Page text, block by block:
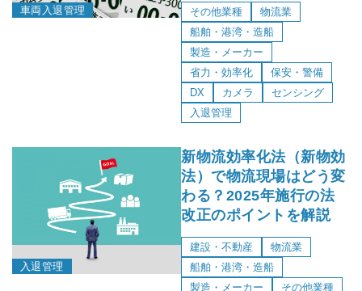
車両入退管理 その他業種
物流業
船舶・港湾・造船
製造・メーカー
省力・効率化
保安・警備
DX
カメラ
センシング
入退管理
入退管理
新物流効率化法（新物効
法）で物流現場はどう変
わる？2025年施行の法
改正のポイントを解説
建設・不動産
物流業
船舶・港湾・造船
製造・メーカー
その他業種